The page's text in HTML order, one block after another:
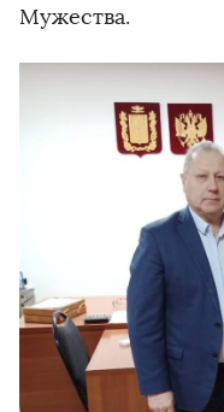
Мужества.